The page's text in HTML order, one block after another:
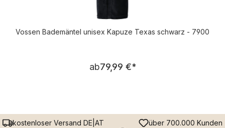
Vossen Bademäntel unisex Kapuze Texas schwarz - 7900
Regulärer Preis:
ab79,99 €*
kostenloser Versand DE|AT
über 700.000 Kunden